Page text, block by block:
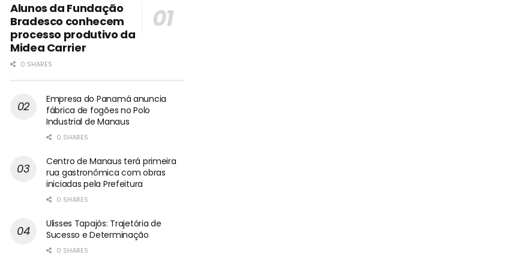
Alunos da Fundação
Bradesco conhecem
processo produtivo da
Midea Carrier
0 SHARES
Empresa do Panamá anuncia
fábrica de fogões no Polo
Industrial de Manaus
0 SHARES
Centro de Manaus terá primeira
rua gastronômica com obras
iniciadas pela Prefeitura
0 SHARES
Ulisses Tapajós: Trajetória de
Sucesso e Determinação
0 SHARES